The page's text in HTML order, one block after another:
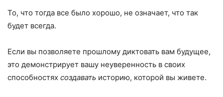
То, что тогда все было хорошо, не означает, что так
будет всегда.
Если вы позволяете прошлому диктовать вам будущее,
это демонстрирует вашу неуверенность в своих
способностях создавать историю, которой вы живете.